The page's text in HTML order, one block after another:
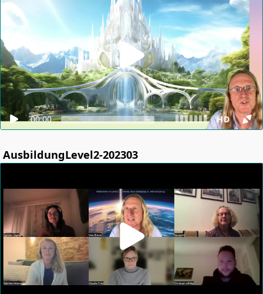
00:00 HD
AusbildungLevel2-202303